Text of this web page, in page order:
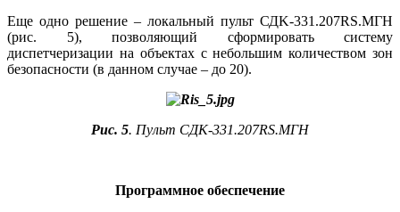
Еще одно решение – локальный пульт СДK‑331.207RS.МГН
(рис. 5), позволяющий сформировать систему
диспетчеризации на объектах с небольшим количеством зон
безопасности (в данном случае – до 20).
Рис. 5. Пульт СДК‑331.207RS.МГН
Программное обеспечение